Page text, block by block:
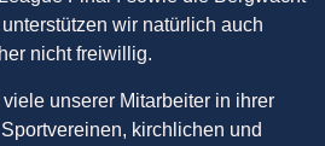
wir natürlich auch
nicht freiwillig.
unserer Mitarbeiter in ihrer
kirchlichen und